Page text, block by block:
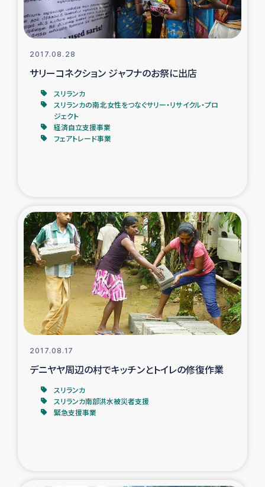
仮設住宅生活支援・農業復興支援
漁業復興支援
インターン・ボランティア日誌
経済自立支援事業
ガザ地区での公園の緑化を通じた支援事業
ガザ地区における被災住民への緊急支援
ガザ地区酪農を通した女性グループの生計支援
ふりかけ普及と食生活改善による栄養改善事業
女性の生計向上を通じた子どもの栄養改善事業
2017.08.28
サリーコネクション ジャフナのお祭に出店
スリランカ
スリランカの南北女性をつなぐサリー・リサイクル・プロ
ジェクト
経済自立支援事業
フェアトレード事業
2017.08.17
デニヤヤ周辺の村でキッチンとトイレの修復作業
スリランカ
スリランカ南部洪水被災者支援
緊急支援事業